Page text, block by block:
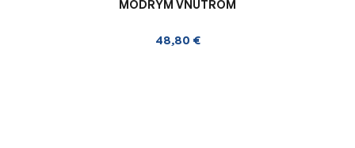
MODRÝM VNÚTROM
48,80 €